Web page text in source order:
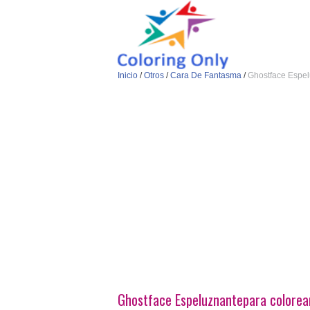
Inicio /Otros /Cara De Fantasma /Ghostface
Ghostface Espeluznantepara